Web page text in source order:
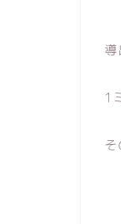
導
1
そ